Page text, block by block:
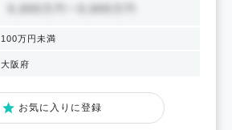
100万円未満
大阪府
お気に入りに登録